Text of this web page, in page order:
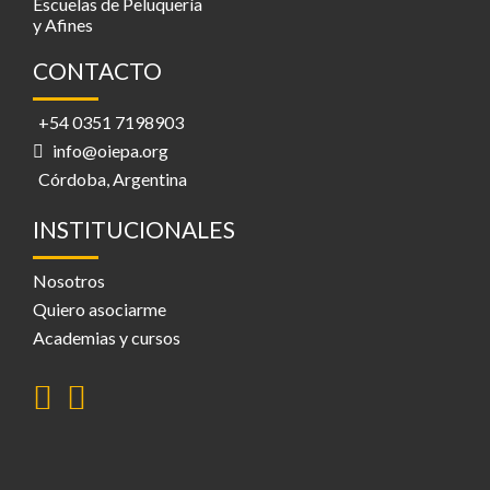
y Afines
CONTACTO
+54 0351 7198903
info@oiepa.org
Córdoba, Argentina
INSTITUCIONALES
Nosotros
Quiero asociarme
Academias y cursos